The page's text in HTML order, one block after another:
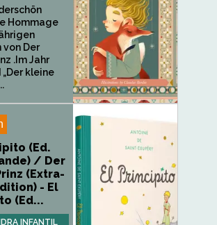
Hommage
von Der
.Im Jahr
„Der kleine
(Ed.
/ Der
(Extra-
- El
(Ed...
INFANTIL